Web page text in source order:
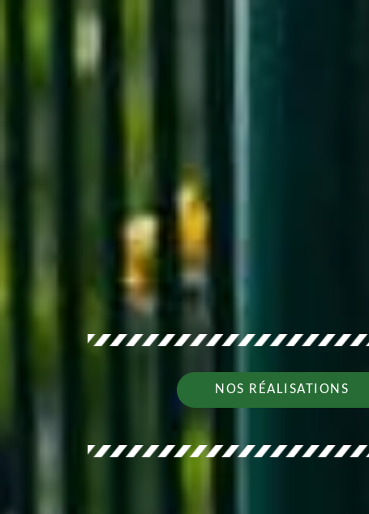
NOS RÉALISATIONS